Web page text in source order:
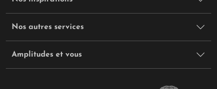
Où partir: Le sud et Marrakech pour la douceur.
Ou alors, changement complet de décor :
adorent cette découverte inattendue.
Nos autres services
Amplitudes et vous